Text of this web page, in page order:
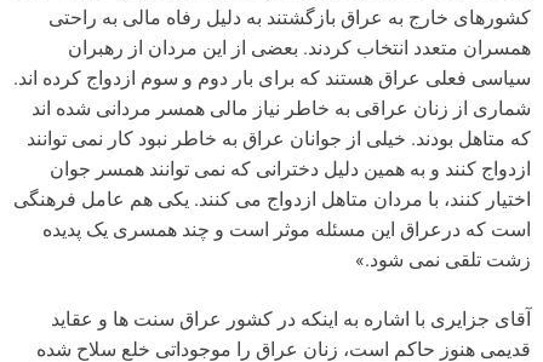
کشورهای خارج به عراق بازگشتند به دلیل رفاه مالی به راحتی
همسران متعدد انتخاب کردند. بعضی از این مردان از رهبران
سیاسی فعلی عراق هستند که برای بار دوم و سوم ازدواج کرده اند.
شماری از زنان عراقی به خاطر نیاز مالی همسر مردانی شده اند
که متاهل بودند. خیلی از جوانان عراق به خاطر نبود کار نمی توانند
ازدواج کنند و به همین دلیل دخترانی که نمی توانند همسر جوان
اختیار کنند، با مردان متاهل ازدواج می کنند. یکی هم عامل فرهنگی
است که درعراق این مسئله موثر است و چند همسری یک پدیده
زشت تلقی نمی شود.»
آقای جزایری با اشاره به اینکه در کشور عراق سنت ها و عقاید
قدیمی هنوز حاکم است، زنان عراق را موجوداتی خلع سلاح شده